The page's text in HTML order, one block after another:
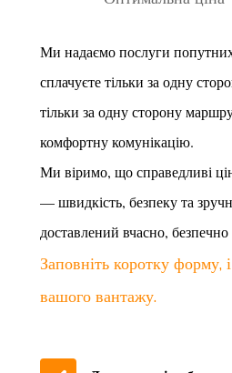
Ми надаємо послуги
сплачуєте тільки за одну
тільки за одну сторону
комфортну комунікацію.
Ми віримо, що справедливі
— швидкість, безпеку та
доставлений вчасно,
Заповніть коротку форму,
вашого вантажу.